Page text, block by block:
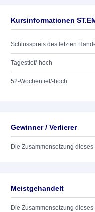
Kursinformationen
Schlusspreis des letzten
Tagestief/-hoch
52-Wochentief/-hoch
Gewinner / Verlierer
Die Zusammensetzung
Meistgehandelt
Die Zusammensetzung